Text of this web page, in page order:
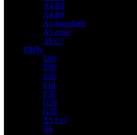
A4 B8
A4 B9
A5 Sportback
A5 купе
A6 C7
BMW
E60
E90
E92
F10
F30
G20
G30
X5 F15
X6